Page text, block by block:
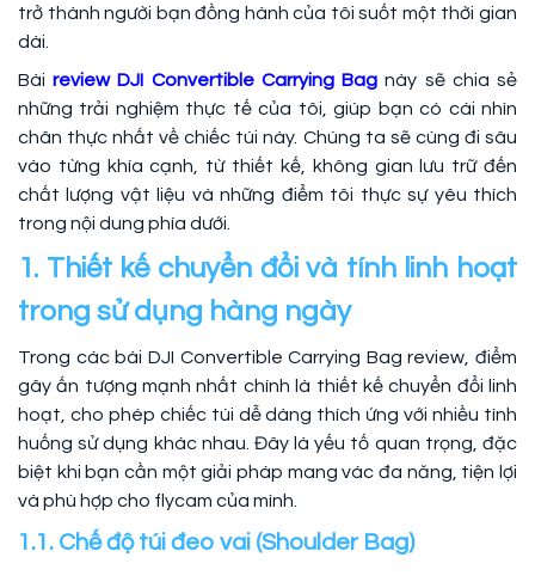
trở thành người bạn đồng hành của tôi suốt một thời gian
dài.
Bàireview DJI Convertible Carrying Bag này sẽ chia sẻ
những trải nghiệm thực tế của tôi, giúp bạn có cái nhìn
chân thực nhất về chiếc túi này. Chúng ta sẽ cùng đi sâu
vào từng khía cạnh, từ thiết kế, không gian lưu trữ đến
chất lượng vật liệu và những điểm tôi thực sự yêu thích
trong nội dung phía dưới.
1. Thiết kế chuyển đổi và tính linh hoạt
trong sử dụng hàng ngày
Trong các bài DJI Convertible Carrying Bag review, điểm
gây ấn tượng mạnh nhất chính là thiết kế chuyển đổi linh
hoạt, cho phép chiếc túi dễ dàng thích ứng với nhiều tình
huống sử dụng khác nhau. Đây là yếu tố quan trọng, đặc
biệt khi bạn cần một giải pháp mang vác đa năng, tiện lợi
và phù hợp cho flycam của mình.
1.1. Chế độ túi đeo vai (Shoulder Bag)